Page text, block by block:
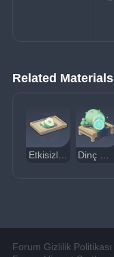
Related Materials
Forum Gizlilik Politikası